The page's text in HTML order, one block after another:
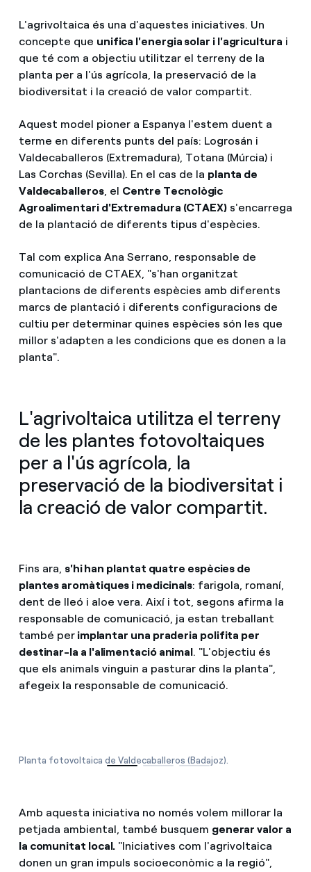
L'agrivoltaica és una d'aquestes iniciatives. Un
concepte que unifica l'energia solar i l'agricultura i
que té com a objectiu utilitzar el terreny de la
planta per a l'ús agrícola, la preservació de la
biodiversitat i la creació de valor compartit.
Aquest model pioner a Espanya l'estem duent a
terme en diferents punts del país: Logrosán i
Valdecaballeros (Extremadura), Totana (Múrcia) i
Las Corchas (Sevilla). En el cas de la planta de
Valdecaballeros, el Centre Tecnològic
Agroalimentari d'Extremadura (CTAEX) s'encarrega
de la plantació de diferents tipus d'espècies.
Tal com explica Ana Serrano, responsable de
comunicació de CTAEX, "s'han organitzat
plantacions de diferents espècies amb diferents
marcs de plantació i diferents configuracions de
cultiu per determinar quines espècies són les que
millor s'adapten a les condicions que es donen a la
planta".
L'agrivoltaica utilitza el terreny
de les plantes fotovoltaiques
per a l'ús agrícola, la
preservació de la biodiversitat i
la creació de valor compartit.
Fins ara, s'hi han plantat quatre espècies de
plantes aromàtiques i medicinals: farigola, romaní,
dent de lleó i aloe vera. Així i tot, segons afirma la
responsable de comunicació, ja estan treballant
també perimplantar una praderia polifita per
destinar-la a l'alimentació animal. "L'objectiu és
que els animals vinguin a pasturar dins la planta",
afegeix la responsable de comunicació.
Planta fotovoltaica de Valdecaballeros (Badajoz).
Amb aquesta iniciativa no només volem millorar la
petjada ambiental, també busquem generar valor a
la comunitat local. "Iniciatives com l'agrivoltaica
donen un gran impuls socioeconòmic a la regió",